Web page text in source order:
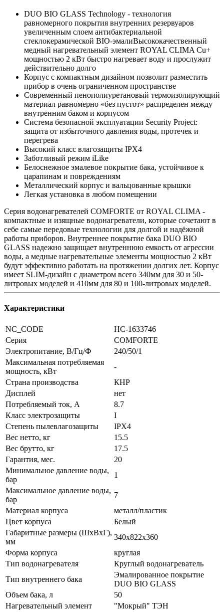
DUO BIO GLASS Technology - технология
равномерного покрытия внутренних резервуаров
увеличенным слоем антибактериальной
стеклокерамической BIO-эмалиВысококачественный
медный нагревательный элемент ROYAL CLIMA Cu+
мощностью 2 кВт быстро нагревает воду и прослужит
действительно долго
Корпус с компактным дизайном позволит разместить
прибор в очень ограниченном пространстве
Современный пенополиуретановый термоизолирующий
материал равномерно «без пустот» распределен между
внутренним баком и корпусом
Система безопасной эксплуатации Security Project:
защита от избыточного давления воды, протечек и
перегрева
Высокий класс влагозащиты IPX4
Заботливый режим iLike
Белоснежное эмалевое покрытие бака, устойчивое к
царапинам и повреждениям
Металлический корпус и вальцованные крышки
Легкая установка в любом помещении
Серия водонагревателей COMFORTE от ROYAL CLIMA -
компактные и изящные водонагреватели, которые сочетают в
себе самые передовые технологии для долгой и надёжной
работы приборов. Внутреннее покрытие бака DUO BIO
GLASS надежно защищает внутреннюю емкость от агрессии
воды, а медные нагревательные элементы мощностью 2 кВт
будут эффективно работать на протяжении долгих лет. Корпус
имеет SLIM-дизайн с диаметром всего 340мм для 30 и 50-
литровых моделей и 410мм для 80 и 100-литровых моделей.
Характеристики
NC_CODE
НС-1633746
Серия
COMFORTE
Электропитание, В/Гц/Ф
240/50/1
Максимальная потребляемая
мощность, кВт
-
Страна производства
КНР
Дисплей
нет
Потребляемый ток, А
8.7
Класс электрозащиты
I
Степень пылевлагозащиты
IPX4
Вес нетто, кг
15.5
Вес брутто, кг
17.5
Гарантия, мес.
20
Минимальное давление воды,
бар
1
Максимальное давление воды,
бар
7
Материал корпуса
металл/пластик
Цвет корпуса
Белый
Габаритные размеры (ШxВxГ),
мм
340x822x360
Форма корпуса
круглая
Тип водонагревателя
Круглый водонагреватель
Тип внутреннего бака
Эмалированное покрытие
DUO BIO GLASS
Объем бака, л
50
Нагревательный элемент
"Мокрый" ТЭН